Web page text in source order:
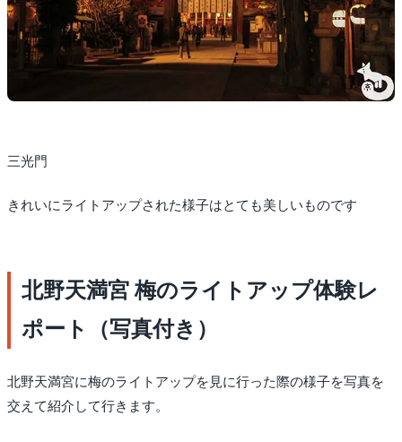
三光門
きれいにライトアップされた様子はとても美しいものです
北野天満宮 梅のライトアップ体験レ
ポート（写真付き）
北野天満宮に梅のライトアップを見に行った際の様子を写真を
交えて紹介して行きます。